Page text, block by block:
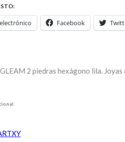
Facebook
2 piedras hexágono lila.